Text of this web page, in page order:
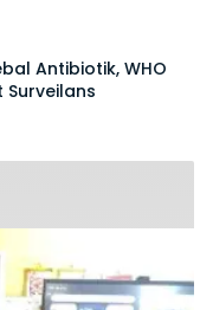
Antibiotik, WHO
Surveilans